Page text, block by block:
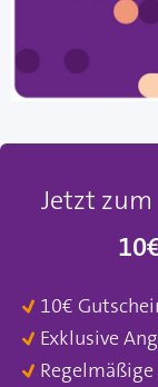
Jetzt
10€
Exklusive